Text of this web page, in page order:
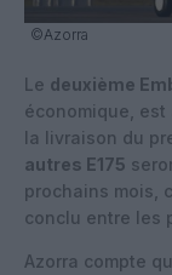
©Azorra
Le deuxième
économique, est
la livraison du
autres E175
prochains mois,
conclu entre les
Azorra compte